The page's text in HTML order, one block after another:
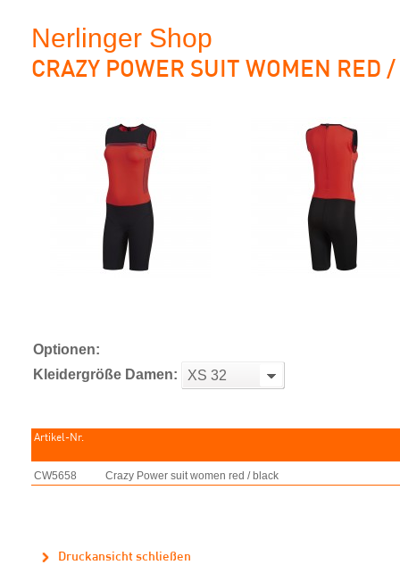
Nerlinger Shop
CRAZY POWER SUIT WOMEN RED
Optionen:
Kleidergröße Damen:
XS 32
Artikel-Nr.
CW5658 Crazy Power suit women red / black
Druckansicht schließen